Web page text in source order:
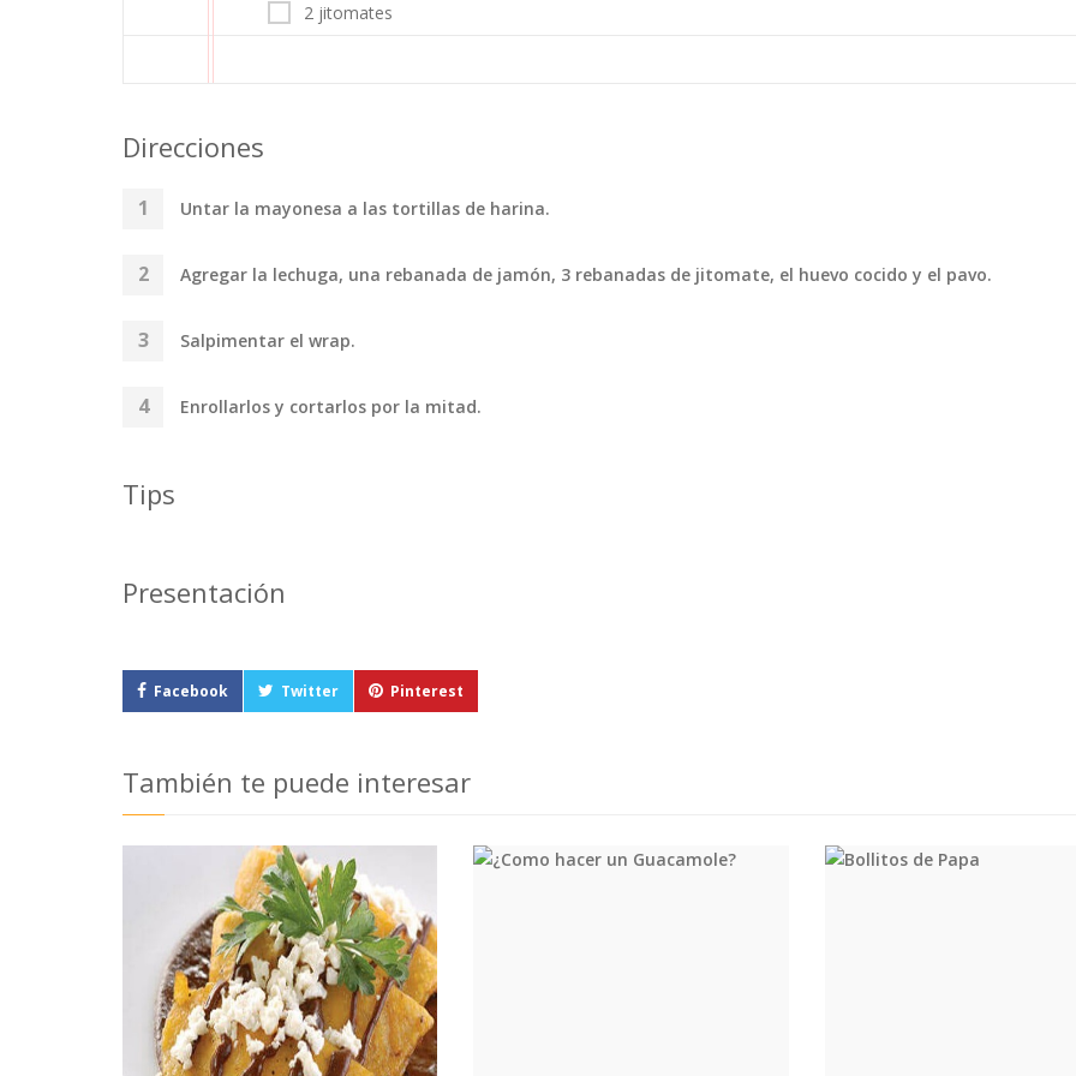
2 jitomates
Direcciones
Untar la mayonesa a las tortillas de harina.
Agregar la lechuga, una rebanada de jamón, 3 rebanadas de jitomate, el huevo cocido y el pavo.
Salpimentar el wrap.
Enrollarlos y cortarlos por la mitad.
Tips
Presentación
Facebook Twitter Pinterest
También te puede interesar